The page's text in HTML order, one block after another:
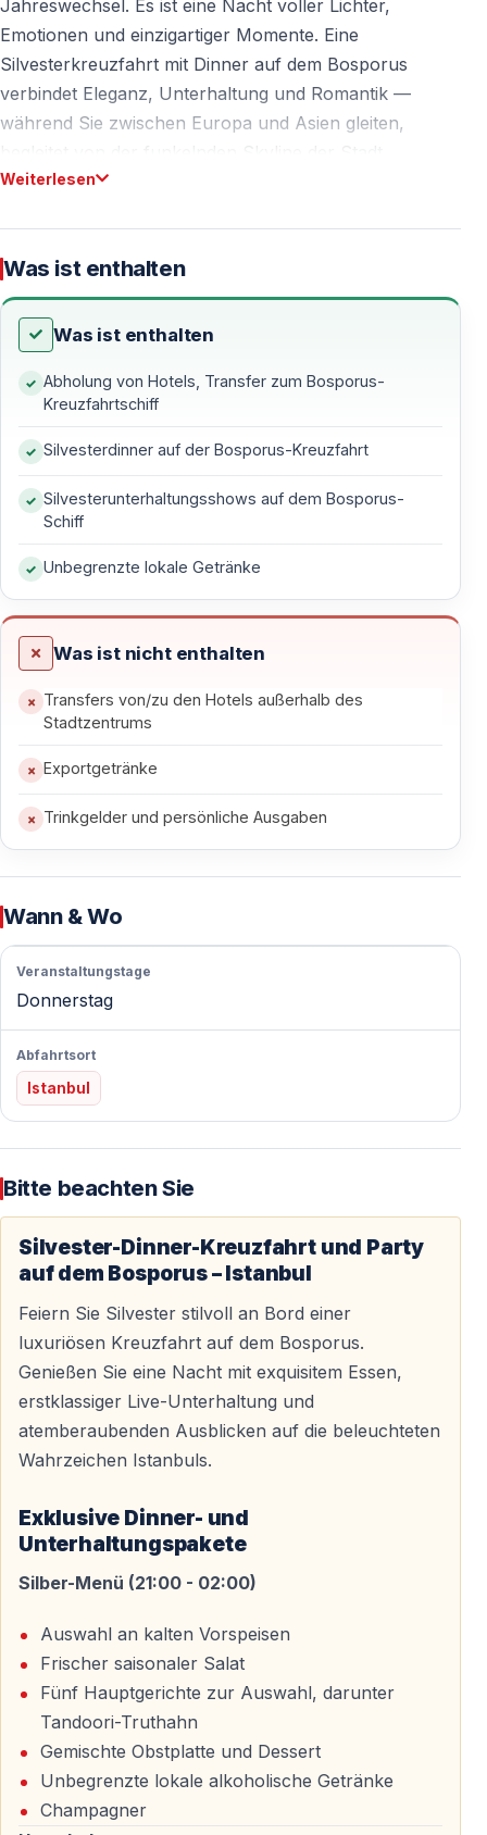
Jahreswechsel. Es ist eine Nacht voller Lichter,
Emotionen und einzigartiger Momente. Eine
Silvesterkreuzfahrt mit Dinner auf dem Bosporus
verbindet Eleganz, Unterhaltung und Romantik —
während Sie zwischen Europa und Asien gleiten,
exquisiter Küche und einem spektakulären Feuerwerk.
Warum eine Silvesterkreuzfahrt auf dem
Bosporus wählen?
Atemberaubende Ausblicke bei Nacht
In der Silvesternacht verwandelt sich der Bosporus in
eine glitzernde Bühne — der Dolmabahçe-Palast, der
Mädchenturm, die Ortaköy-Moschee und die
Mitternachtsfeuerwerk, das sich im Wasser spiegelt,
sorgt für eine magische Atmosphäre, die Sie nie
vergessen werden.
Komfortabel feiern — fernab vom Trubel
Anstelle überfüllter Straßen und Restaurants genießen
Sie eine stilvolle Umgebung an Bord eines festlich
geschmückten Schiffes. Professioneller Service,
ermöglichen es Ihnen, den Jahreswechsel sorgenfrei
zu feiern.
Mehrgängiges Neujahrsmenü
Das Silvester-Dinner auf dem Bosporus bietet ein
sorgfältig zusammengestelltes Menü für höchste
— Traditionelle türkische Meze
— Hauptgerichte — Fleisch, Geflügel oder Fisch
— Frische Salate und Beilagen
— je nach Paket — runden das kulinarische Erlebnis
ab.
Live-Unterhaltung und Silvesterstimmung
Musik, Tanz und Show
— Live-Musik
— DJ-Performance und Tanzfläche
— Bauchtanzshow
— Traditionelle türkische Volkstänze
Kurz vor Mitternacht beginnt der gemeinsame
Countdown — und das Jahr 2026 wird mitten auf dem
Bosporus mit Applaus und Feuerwerk begrüßt.
Silvester zwischen Europa und Asien
Die Silvesterkreuzfahrt auf dem Bosporus bietet eine
Weiterlesen
Was ist enthalten
Was ist enthalten
Abholung von Hotels, Transfer zum Bosporus-
Kreuzfahrtschiff
Silvesterdinner auf der Bosporus-Kreuzfahrt
Silvesterunterhaltungsshows auf dem Bosporus-
Schiff
Unbegrenzte lokale Getränke
Was ist nicht enthalten
Transfers von/zu den Hotels außerhalb des
Stadtzentrums
Exportgetränke
Trinkgelder und persönliche Ausgaben
Wann & Wo
Veranstaltungstage
Donnerstag
Abfahrtsort
Istanbul
Bitte beachten Sie
Silvester-Dinner-Kreuzfahrt und Party
auf dem Bosporus – Istanbul
Feiern Sie Silvester stilvoll an Bord einer
luxuriösen Kreuzfahrt auf dem Bosporus.
Genießen Sie eine Nacht mit exquisitem Essen,
erstklassiger Live-Unterhaltung und
atemberaubenden Ausblicken auf die beleuchteten
Wahrzeichen Istanbuls.
Exklusive Dinner- und
Unterhaltungspakete
Silber-Menü (21:00 - 02:00)
Auswahl an kalten Vorspeisen
Frischer saisonaler Salat
Fünf Hauptgerichte zur Auswahl, darunter
Tandoori-Truthahn
Gemischte Obstplatte und Dessert
Unbegrenzte lokale alkoholische Getränke
Champagner